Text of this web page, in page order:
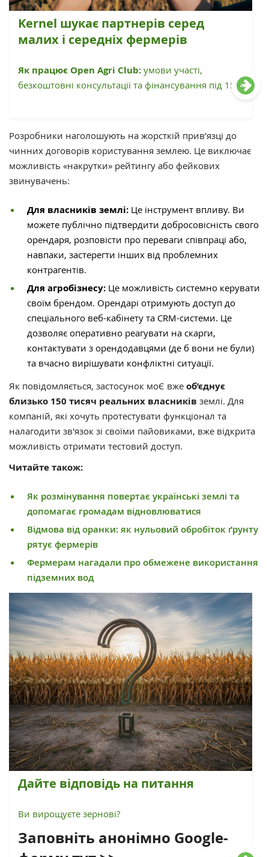
Kernel шукає партнерів серед
малих і середніх фермерів
Як працює Open Agri Club: умови участі,
безкоштовні консультації та фінансування під 15%
Розробники наголошують на жорсткій прив’язці до
чинних договорів користування землею. Це виключає
можливість «накрутки» рейтингу або фейкових
звинувачень:
Для власників землі: Це інструмент впливу. Ви
можете публічно підтвердити добросовісність свого
орендаря, розповісти про переваги співпраці або,
навпаки, застерегти інших від проблемних
контрагентів.
Для агробізнесу: Це можливість системно керувати
своїм брендом. Орендарі отримують доступ до
спеціального веб-кабінету та CRM-системи. Це
дозволяє оперативно реагувати на скарги,
контактувати з орендодавцями (де б вони не були)
та вчасно вирішувати конфліктні ситуації.
Як повідомляється, застосунок моЄ вже об’єднує
близько 150 тисяч реальних власників землі. Для
компаній, які хочуть протестувати функціонал та
налагодити зв'язок зі своїми пайовиками, вже відкрита
можливість отримати тестовий доступ.
Читайте також:
Як розмінування повертає українські землі та
допомагає громадам відновлюватися
Відмова від оранки: як нульовий обробіток ґрунту
рятує фермерів
Фермерам нагадали про обмежене використання
підземних вод
Дайте відповідь на питання
Ви вирощуєте зернові?
Заповніть анонімно Google-